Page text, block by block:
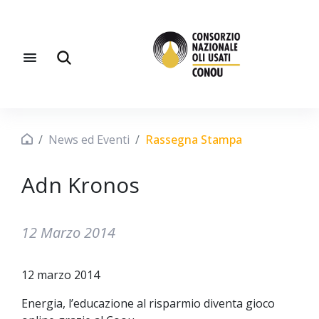
News ed Eventi Rassegna Stampa
Adn Kronos
12 Marzo 2014
12 marzo 2014
Energia, l’educazione al risparmio diventa gioco